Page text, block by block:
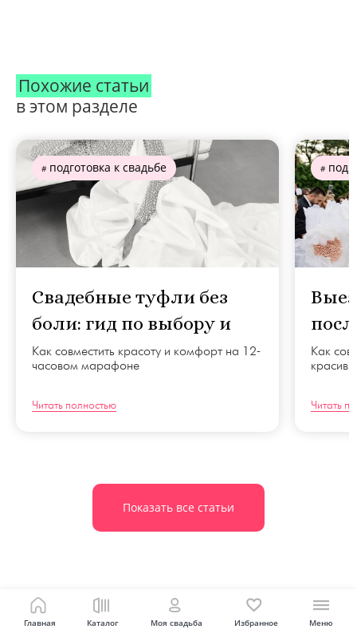
Главная Каталог Моя свадьба Избранное Меню
Похожие статьи
в этом разделе
подготовка к свадьбе
Свадебные туфли без
боли: гид по выбору и
разноске
Как совместить красоту и комфорт на 12-
часовом марафоне
Читать полностью
Как
Читать
Показать все статьи
WedWed рекомендует